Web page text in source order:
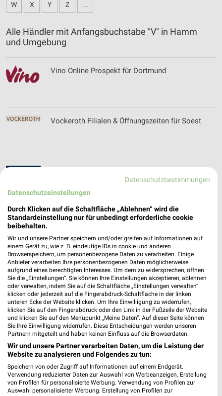
W X Y Z ...
Alle Händler mit Anfangsbuchstabe "V" in Hamm
und Umgebung
Vino Online Prospekt für Dortmund
Vockeroth Filialen & Öffnungszeiten für Soest
Öffnungszeiten für Schwerte
Volksversand Versandapotheke Prospekte und
Vorwerk Angebote im aktuellen Prospekt für
Dortmund
Noch mehr Angebote in
Datenschutzbestimmungen
Datenschutzeinstellungen
Durch Klicken auf die Schaltfläche „Ablehnen“ wird die
Standardeinstellung nur für unbedingt erforderliche cookie
beibehalten.
Wir und unsere Partner speichern und/oder greifen auf Informationen auf
einem Gerät zu, wie z. B. eindeutige IDs in cookie und anderen
Browserspeichern, um personenbezogene Daten zu verarbeiten. Einige
Anbieter verarbeiten Ihre personenbezogenen Daten möglicherweise
aufgrund eines berechtigten Interesses. Um dem zu widersprechen, öffnen
Sie die „Einstellungen“. Sie können Ihre Einstellungen akzeptieren, ablehnen
oder verwalten, indem Sie auf die Schaltfläche „Einstellungen verwalten“
klicken oder jederzeit auf die Fingerabdruck-Schaltfläche in der linken
unteren Ecke der Website klicken. Um Ihre Einwilligung zu widerrufen,
klicken Sie auf den Fingerabdruck oder den Link in der Fußzeile der Website
und klicken Sie auf den Menüpunkt „Meine Daten“. Auf dieser Seite können
Sie Ihre Einwilligung widerrufen. Diese Entscheidungen werden unseren
Partnern mitgeteilt und haben keinen Einfluss auf die Browserdaten.
Wir und unsere Partner verarbeiten Daten, um die Leistung der
Website zu analysieren und Folgendes zu tun:
Speichern von oder Zugriff auf Informationen auf einem Endgerät.
Verwendung reduzierter Daten zur Auswahl von Werbeanzeigen. Erstellung
von Profilen für personalisierte Werbung. Verwendung von Profilen zur
Auswahl personalisierter Werbung. Erstellung von Profilen zur